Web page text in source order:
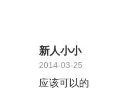
新人小小
2014-03-25
应该可以的